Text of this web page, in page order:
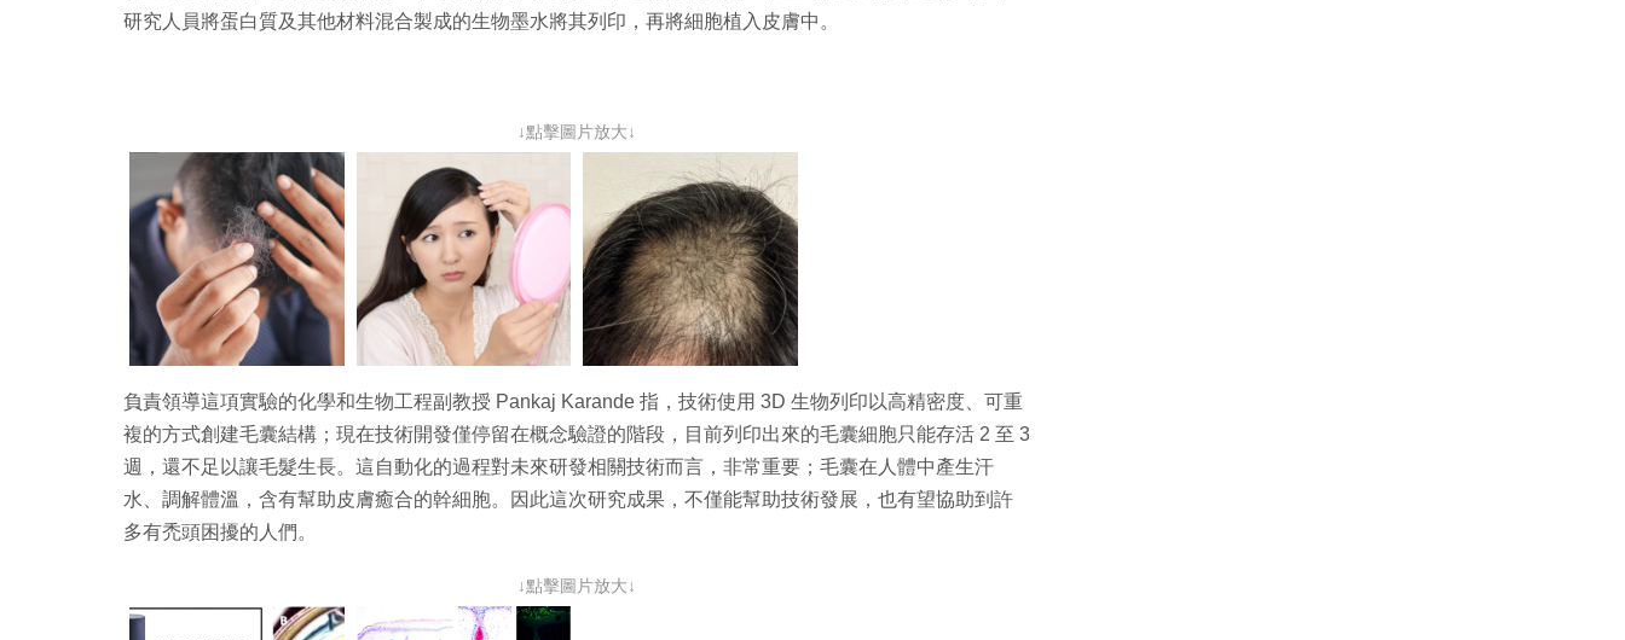
研究人員將蛋白質及其他材料混合製成的生物墨水將其列印，再將細胞植入皮膚中。
↓點擊圖片放大↓
負責領導這項實驗的化學和生物工程副教授 Pankaj Karande 指，技術使用 3D 生物列印以高精密度、可重
複的方式創建毛囊結構；現在技術開發僅停留在概念驗證的階段，目前列印出來的毛囊細胞只能存活 2 至 3
週，還不足以讓毛髮生長。這自動化的過程對未來研發相關技術而言，非常重要；毛囊在人體中產生汗
水、調解體溫，含有幫助皮膚癒合的幹細胞。因此這次研究成果，不僅能幫助技術發展，也有望協助到許
多有禿頭困擾的人們。
↓點擊圖片放大↓